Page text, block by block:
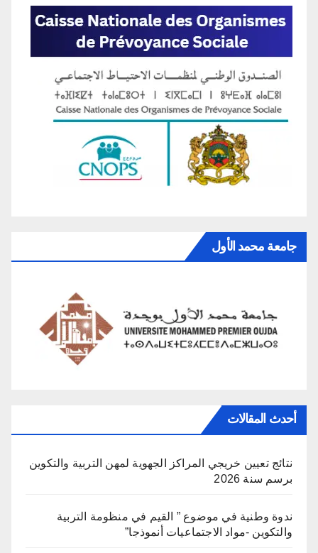
جامعة محمد الأول
أحدث المقالات
نتائج تعيين خريجي المراكز الجهوية لمهن التربية والتكوين
برسم سنة 2026
ندوة وطنية في موضوع ” القيم في منظومة التربية
والتكوين -مواد الاجتماعيات أنموذجا”